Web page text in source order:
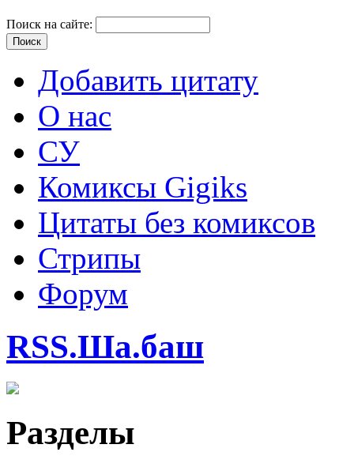
Поиск на сайте:
Добавить цитату
О нас
СУ
Комиксы Gigiks
Цитаты без комиксов
Стрипы
Форум
RSS.Ша.баш
Разделы